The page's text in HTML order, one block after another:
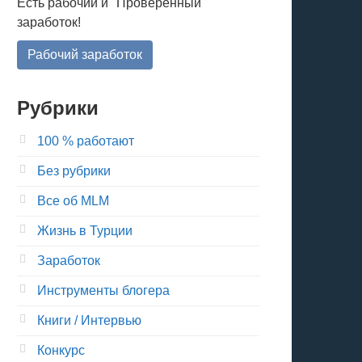
Есть рабочий и "Проверенный"
заработок!
Рабочий заработок
Рубрики
100 % работают
Без рубрики
Все об MLM
Жизнь в Турции
Заработок
Инструменты блогера
Книги / Интервью
Конкурс